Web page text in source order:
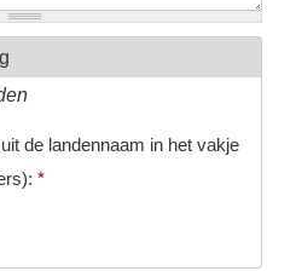
de landennaam in het vakje
*